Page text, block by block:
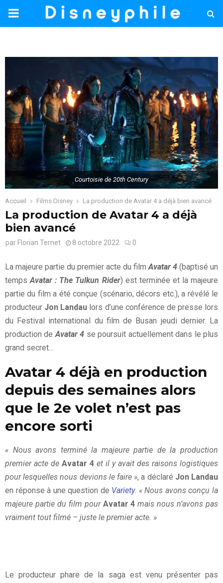
PRIMARY
Courtoisie de 20th Century
Accueil Films Disney La production de Avatar 4 a déjà bien avancé
La production de Avatar 4 a déjà
bien avancé
par Florian Ternet 8 octobre 2022 0
La majeure partie du premier acte du film Avatar 4 (baptisé un
tempsAvatar : The Tulkun Rider) est terminée et la majeure
partie du film a été conçue (scénario, décors etc.), a révélé le
producteur Jon Landau lors d’une conférence de presse lors
du Festival international du film de Busan jeudi dernier. La
production deAvatar 4 se poursuit actuellement dans le plus
grand secret…
Avatar 4 déjà en production
depuis des semaines alors
que le 2e volet n’est pas
encore sorti
« Nous avons terminé la majeure partie de la production
premier acte de Avatar 4 et il y avait des raisons logistiques
pour lesquelles nous devions le faire », a déclaré Jon Landau
en réponse à une question de Variety. « Nous avons conçu la
majeure partie du film pour Avatar 4 mais nous n’avons pas
vraiment tout filmé – juste le premier acte. »
Le producteur phare de la saga est venu présenter pas